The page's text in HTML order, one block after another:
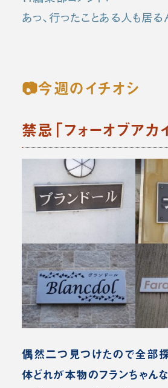
あっ、行ったことある人も居る
📷今週のイチオシ
禁忌「フォーオブアカ
偶然二つ見つけたので全部探
体どれが本物のフランちゃ